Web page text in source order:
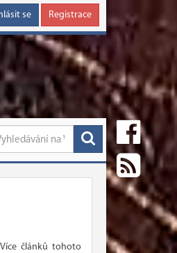
se Registrace
článků tohoto